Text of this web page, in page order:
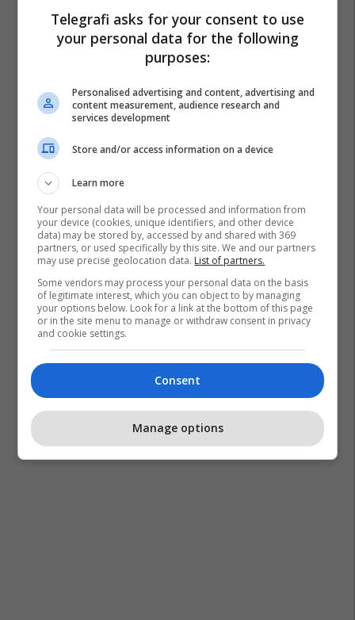
Telegrafi asks for your consent to use
your personal data for the following
purposes:
Personalised advertising and content, advertising and
content measurement, audience research and
services development
Store and/or access information on a device
Learn more
Your personal data will be processed and information from
your device (cookies, unique identifiers, and other device
data) may be stored by, accessed by and shared with 369
partners, or used specifically by this site. We and our partners
may use precise geolocation data. List of partners.
Some vendors may process your personal data on the basis
of legitimate interest, which you can object to by managing
your options below. Look for a link at the bottom of this page
or in the site menu to manage or withdraw consent in privacy
and cookie settings.
Consent
Manage options